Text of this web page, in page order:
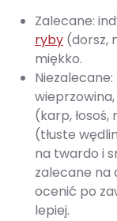
Zalecane:
ryby (dorsz,
miękko.
(karp,
(tłuste
na twardo i
zalecane na
ocenić po
lepiej.